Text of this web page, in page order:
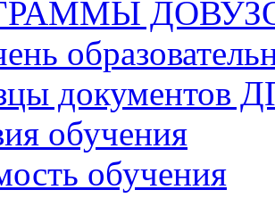
документов
обучения
обучения